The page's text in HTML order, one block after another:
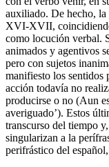
auxiliado. De hecho, la
XVI-XVII,
como locución verbal.
animados y agentivos
pero con sujetos
manifiesto los sentidos
acción todavía no
producirse o no (Aun
averiguado’). Estos
transcurso del tiempo
singularizan a la
perifrástico del